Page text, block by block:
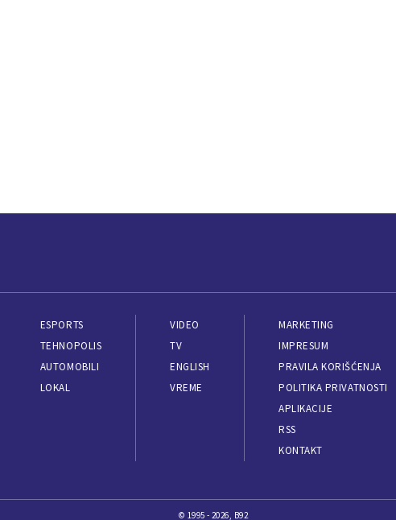
ESPORTS
TEHNOPOLIS
AUTOMOBILI
LOKAL
VIDEO
TV
ENGLISH
VREME
MARKETING
IMPRESUM
PRAVILA KORIŠĆENJA
POLITIKA PRIVATNOSTI
APLIKACIJE
RSS
KONTAKT
© 1995 - 2026, B92